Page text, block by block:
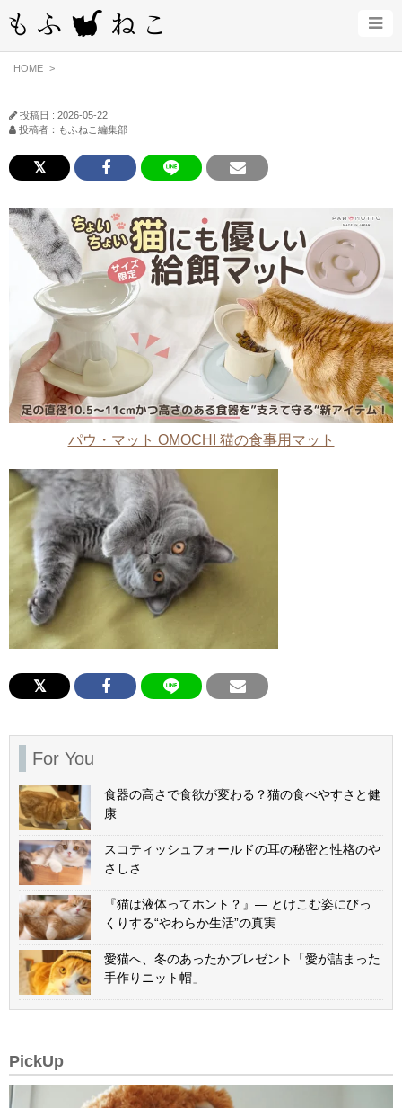
HOME
投稿日 : 2026-05-22
投稿者：もふねこ編集部
パウ・マット OMOCHI 猫の食事用マット
For You
食器の高さで食欲が変わる？猫の食べやすさと健
康
スコティッシュフォールドの耳の秘密と性格のや
さしさ
『猫は液体ってホント？』— とけこむ姿にびっ
くりする“やわらか生活”の真実
愛猫へ、冬のあったかプレゼント「愛が詰まった
手作りニット帽」
PickUp